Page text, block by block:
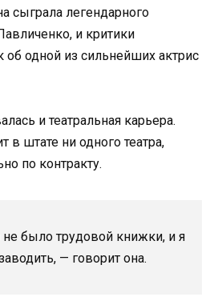
сыграла легендарного
и критики
об одной из сильнейших актрис
и театральная карьера.
в штате ни одного театра,
по контракту.
было трудовой книжки, и я
— говорит она.